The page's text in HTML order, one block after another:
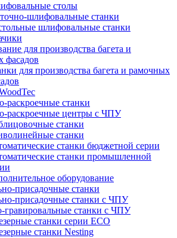
столы
шлифовальные станки
шлифовальные станки
для производства багета и
фасадов
для производства багета и рамочных
раскроечные станки
раскроечные центры с ЧПУ
станки
станки
станки бюджетной серии
станки промышленной
оборудование
присадочные станки
присадочные станки с ЧПУ
гравировальные станки с ЧПУ
станки серии ECO
станки Nesting